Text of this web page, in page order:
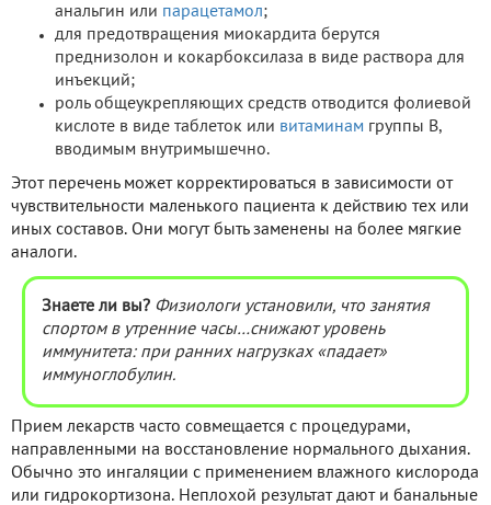
анальгин или парацетамол;
для предотвращения миокардита берутся
преднизолон и кокарбоксилаза в виде раствора для
инъекций;
роль общеукрепляющих средств отводится фолиевой
кислоте в виде таблеток или витаминам группы В,
вводимым внутримышечно.
Этот перечень может корректироваться в зависимости от
чувствительности маленького пациента к действию тех или
иных составов. Они могут быть заменены на более мягкие
аналоги.
Знаете ли вы? Физиологи установили, что занятия
спортом в утренние часы…снижают уровень
иммунитета: при ранних нагрузках «падает»
иммуноглобулин.
Прием лекарств часто совмещается с процедурами,
направленными на восстановление нормального дыхания.
Обычно это ингаляции с применением влажного кислорода
или гидрокортизона. Неплохой результат дают и банальные